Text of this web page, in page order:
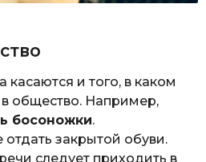
касаются и того, в каком
общество. Например,
босоножки.
закрытой обуви.
следует приходить в